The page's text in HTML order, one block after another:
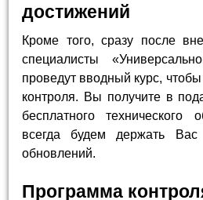
достижений
Кроме того, сразу после
специалисты
проведут вводный курс,
контроля. Вы получите в
бесплатного
всегда будем держать
обновлений.
Программа